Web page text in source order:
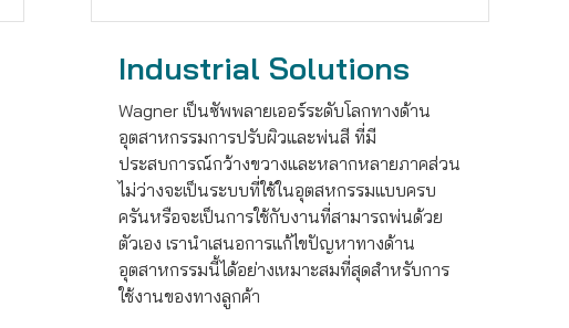
Industrial Solutions
Wagner เป็นซัพพลายเออร์ระดับโลกทางด้าน
อุตสาหกรรมการปรับผิวและพ่นสี ที่มี
ประสบการณ์กว้างขวางและหลากหลายภาคส่วน
ไม่ว่างจะเป็นระบบที่ใช้ในอุตสหกรรมแบบครบ
ครันหรือจะเป็นการใช้กับงานที่สามารถพ่นด้วย
ตัวเอง เรานำเสนอการแก้ไขปัญหาทางด้าน
อุตสาหกรรมนี้ได้อย่างเหมาะสมที่สุดสำหรับการ
ใช้งานของทางลูกค้า